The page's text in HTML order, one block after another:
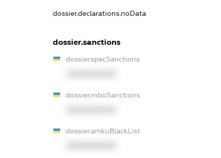
dossier.declarations.noData
dossier.sanctions
dossier.specSanctions
dossier.rnboSanctions
dossier.amkuBlackList